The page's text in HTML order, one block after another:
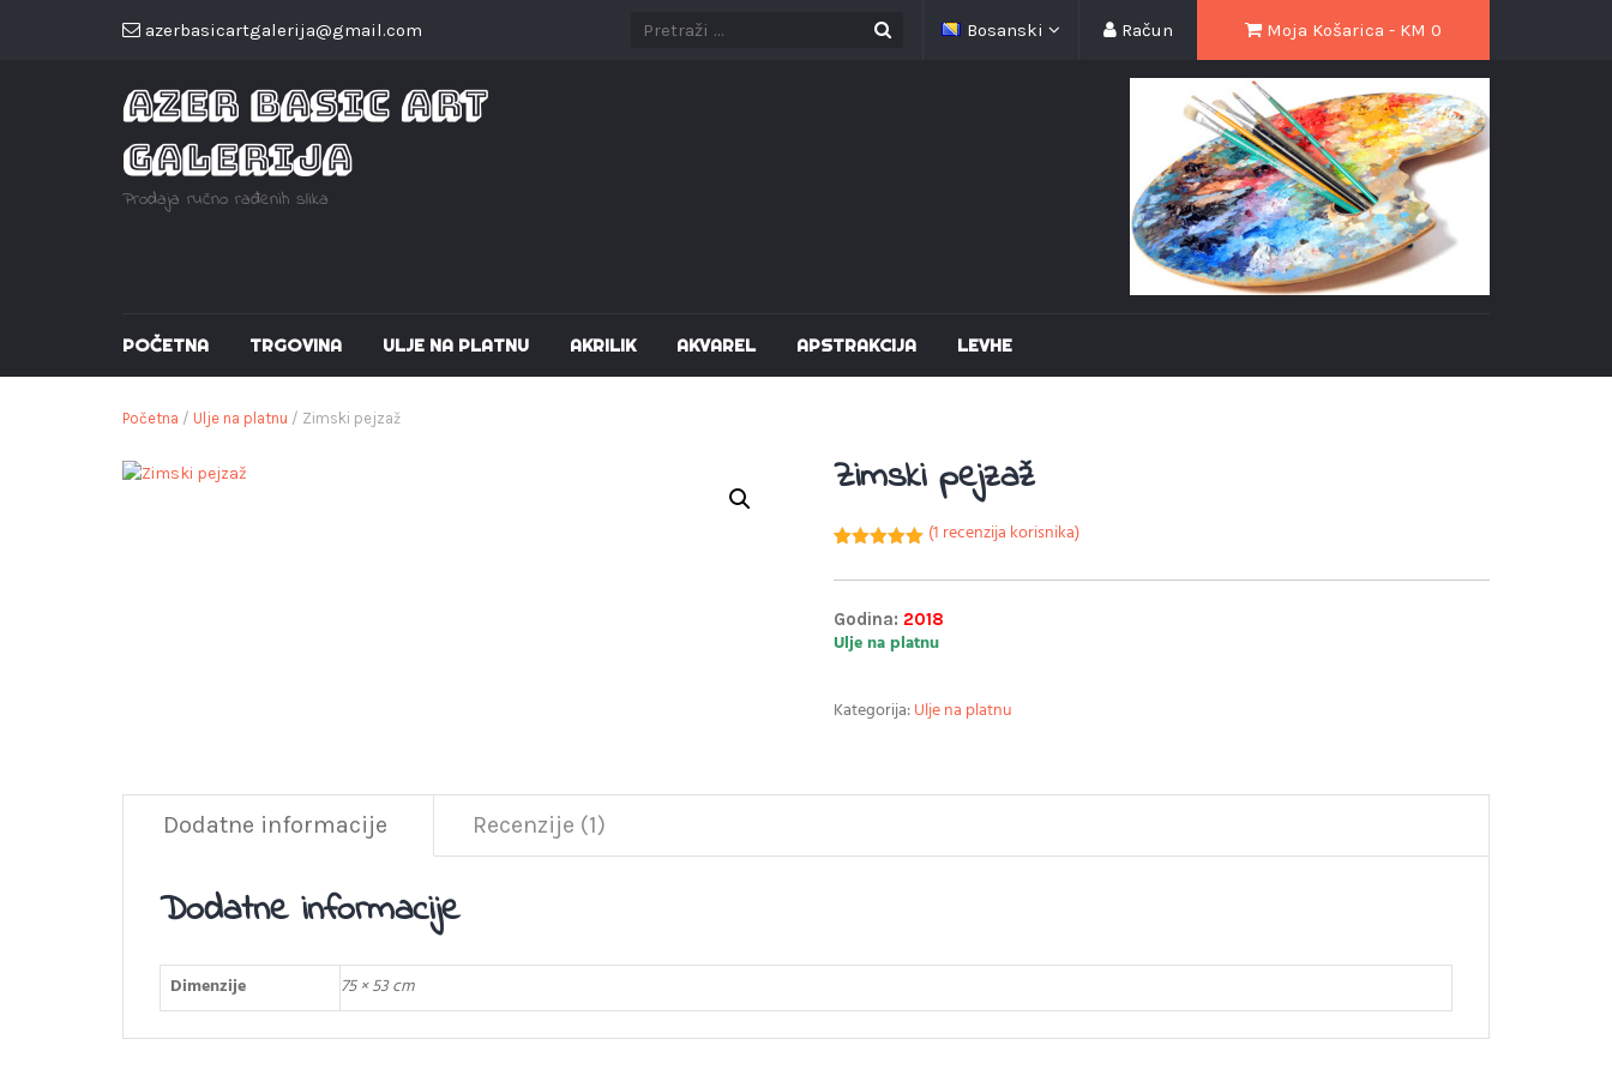
azerbasicartgalerija@gmail.com Moja Košarica - KM 0
Račun
Bosanski
AZER BASIC ART
GALERIJA
Prodaja ručno rađenih slika
POČETNA TRGOVINA ULJE NA PLATNU AKRILIK AKVAREL APSTRAKCIJA LEVHE
Početna / Ulje na platnu / Zimski pejzaž
Zimski pejzaž
ocjena:5.00
5 (
korisnika)
(1recenzija korisnika)
Godina: 2018
Ulje na platnu
Kategorija:Ulje na platnu
Dodatne informacije Recenzije (1)
Dodatne informacije
Dimenzije 75 × 53 cm